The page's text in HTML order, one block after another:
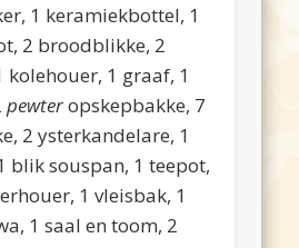
1 keramiekbottel, 1
2 broodblikke, 2
kolehouer, 1 graaf, 1
pewteropskepbakke, 7
2 ysterkandelare, 1
blik souspan, 1 teepot,
1 vleisbak, 1
1 saal en toom, 2